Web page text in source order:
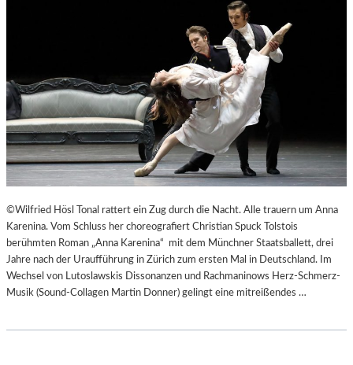
©Wilfried Hösl Tonal rattert ein Zug durch die Nacht. Alle trauern um Anna
Karenina. Vom Schluss her choreografiert Christian Spuck Tolstois
berühmten Roman „Anna Karenina“ mit dem Münchner Staatsballett, drei
Jahre nach der Uraufführung in Zürich zum ersten Mal in Deutschland. Im
Wechsel von Lutoslawskis Dissonanzen und Rachmaninows Herz-Schmerz-
Musik (Sound-Collagen Martin Donner) gelingt eine mitreißendes …